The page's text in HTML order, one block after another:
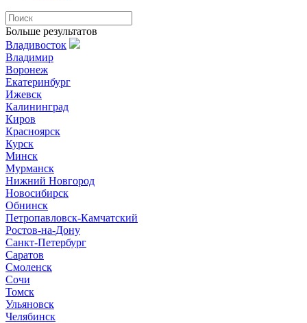
Больше результатов
Владивосток
Владимир
Воронеж
Екатеринбург
Ижевск
Калининград
Киров
Красноярск
Курск
Минск
Мурманск
Нижний Новгород
Новосибирск
Обнинск
Петропавловск-Камчатский
Ростов-на-Дону
Санкт-Петербург
Саратов
Смоленск
Сочи
Томск
Ульяновск
Челябинск